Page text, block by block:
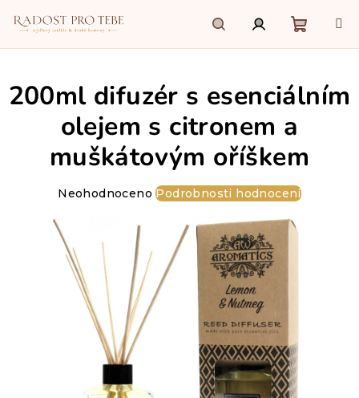
HledatPřihlášení
košík
200ml difuzér s esenciálním
olejem s citronem a
muškátovým oříškem
Průměrné
produktu
je
0,0
hvězdiček.
Neohodnoceno Podrobnosti hodnocení